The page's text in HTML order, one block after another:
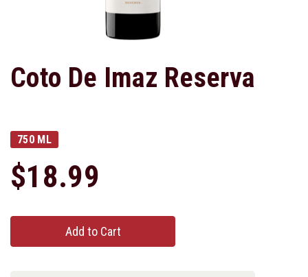
Coto De Imaz Reserva
750 ML
$18.99
Add to Cart